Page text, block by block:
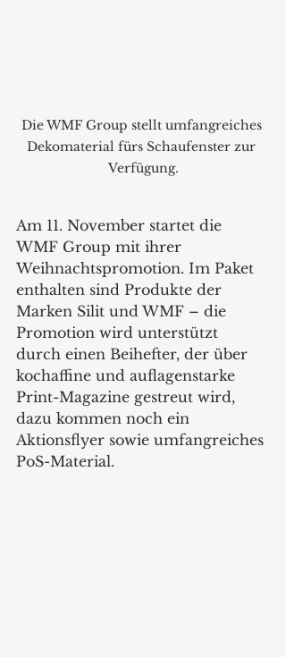
Die WMF Group stellt umfangreiches
Dekomaterial fürs Schaufenster zur
Verfügung.
Am 11. November startet die
WMF Group mit ihrer
Weihnachtspromotion. Im Paket
enthalten sind Produkte der
Marken Silit und WMF – die
Promotion wird unterstützt
durch einen Beihefter, der über
kochaffine und auflagenstarke
Print-Magazine gestreut wird,
dazu kommen noch ein
Aktionsflyer sowie umfangreiches
PoS-Material.